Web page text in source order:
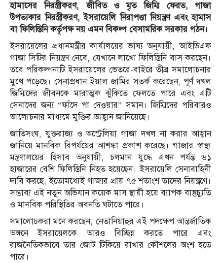
হামাসের নিরস্ত্রীকরণ, জীবিত ও মৃত জিম্মি ফেরত, গাজা
উপত্যকার নিরস্ত্রীকরণ, ইসরায়েলি নিরাপত্তা নিয়ন্ত্রণ এবং হামাস
বা ফিলিস্তিনি কর্তৃপক্ষ নয় এমন বিকল্প বেসামরিক সরকার গঠন।
ইসরায়েলের প্রধানমন্ত্রীর কার্যালয়ের ভাষ্য অনুযায়ী, আইডিএফ
গাজা সিটির নিয়ন্ত্রণ নেবে, যেখানে লাখো ফিলিস্তিনি বাস করছেন।
তবে পরিকল্পনাটি ইসরায়েলের ভেতরে-বাইরে তীব্র সমালোচনার
মুখে পড়েছে। সেনাপ্রধান ইয়াল জামির সতর্ক করেছেন, পূর্ণ দখল
জিম্মিদের জীবনকে মারাত্মক ঝুঁকিতে ফেলতে পারে এবং এটি
সেনাদের জন্য “ফাঁদে পা দেওয়ার” সমান। জিম্মিদের পরিবারও
আলোচনার মাধ্যমে মুক্তির আহ্বান জানিয়েছে।
জাতিসংঘ, যুক্তরাজ্য ও অস্ট্রেলিয়া গাজা দখল না করার আহ্বান
জানিয়ে মানবিক বিপর্যয়ের আশঙ্কা প্রকাশ করেছে। গাজার স্বাস্থ্য
মন্ত্রণালয়ের হিসাব অনুযায়ী, চলমান যুদ্ধে এখন পর্যন্ত ৬১
হাজারের বেশি ফিলিস্তিনি নিহত হয়েছেন। ইসরায়েলি সেনাবাহিনী
দাবি করছে, ইতোমধ্যেই গাজার প্রায় ৭৫ শতাংশ তাদের নিয়ন্ত্রণে।
সম্ভাব্য এই নতুন অভিযান কয়েক মাস স্থায়ী হয়ে ব্যাপক বাস্তুচ্যুতি
ও মানবিক পরিস্থিতির অবনতি ঘটাতে পারে।
সমালোচকরা মনে করছেন, নেতানিয়াহুর এই পদক্ষেপ আন্তর্জাতিক
অঙ্গনে ইসরায়েলকে আরও বিচ্ছিন্ন করতে পারে এবং
রাজনৈতিকভাবে তার জোট টিকিয়ে রাখার কৌশলের অংশ হতে
পারে।